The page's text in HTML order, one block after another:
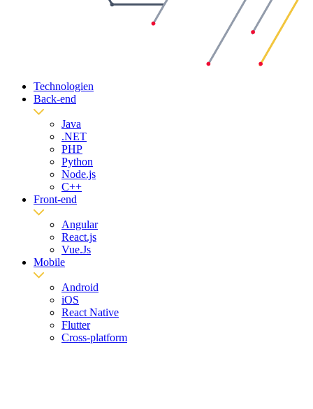
Technologien
Back-end
Java
.NET
PHP
Python
Node.js
C++
Front-end
Angular
React.js
Vue.Js
Mobile
Android
iOS
React Native
Flutter
Cross-platform